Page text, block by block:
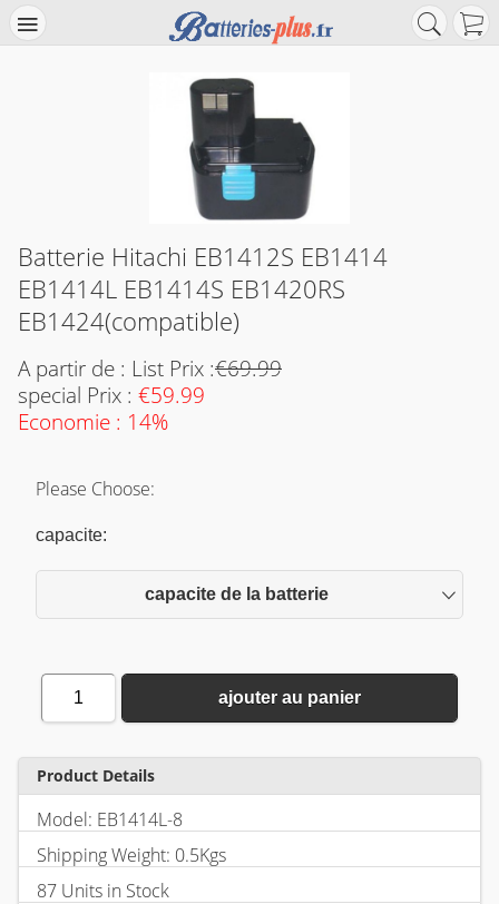
Batterie Hitachi EB1412S EB1414
EB1414L EB1414S EB1420RS
EB1424(compatible)
A partir de : List Prix :€69.99
special Prix : €59.99
Economie : 14%
Please Choose:
capacite:
capacite de la batterie
1 ajouter au panier
Product Details
Model: EB1414L-8
Shipping Weight: 0.5Kgs
87 Units in Stock